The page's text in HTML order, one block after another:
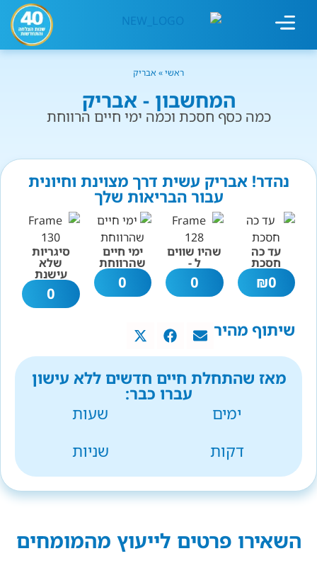
ראשי» אבריק
המחשבון - אבריק
כמה כסף חסכת וכמה ימי חיים הרווחת
נהדר! אבריק עשית דרך מצוינת וחיונית
עבור הבריאות שלך
עד כה
חסכת
0
₪
שהיו שווים
ל -
0
ימי חיים
שהרווחת
0
סיגריות
שלא
עישנת
0
שיתוף מהיר
מאז שהתחלת חיים חדשים ללא עישון
עברו כבר:
ימים
שעות
דקות
שניות
השאירו פרטים לייעוץ מהמומחים